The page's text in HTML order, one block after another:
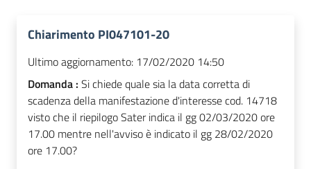
Chiarimento PI047101-20
Ultimo aggiornamento: 17/02/2020 14:50
Domanda : Si chiede quale sia la data corretta di
scadenza della manifestazione d'interesse cod. 14718
visto che il riepilogo Sater indica il gg 02/03/2020 ore
17.00 mentre nell'avviso è indicato il gg 28/02/2020
ore 17.00?